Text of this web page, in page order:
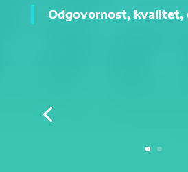
Odgovornost, kvalitet,